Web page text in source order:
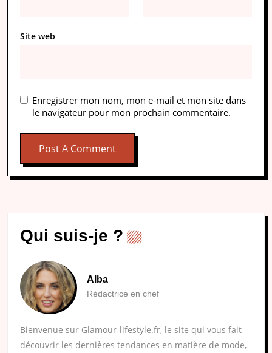
Site web
Enregistrer mon nom, mon e-mail et mon site dans
le navigateur pour mon prochain commentaire.
Qui suis-je ?
Alba
Rédactrice en chef
Bienvenue sur Glamour-lifestyle.fr, le site qui vous fait
découvrir les dernières tendances en matière de mode,